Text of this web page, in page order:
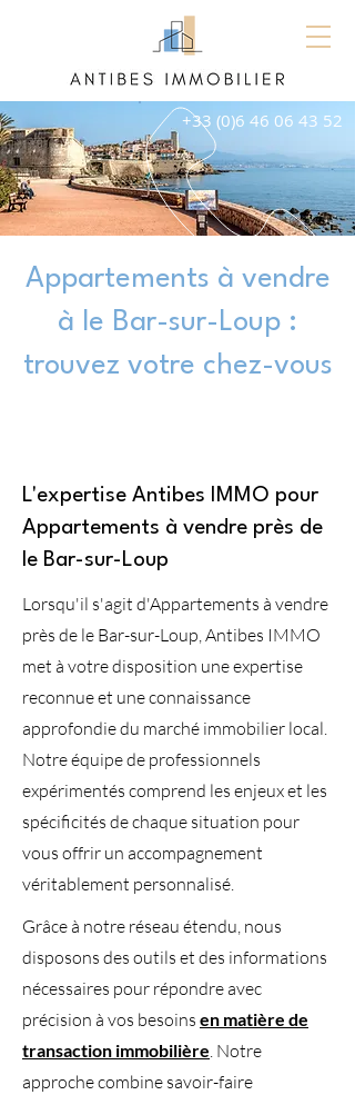
+33 (0)6 46 06 43 52
Appartements à vendre
à le Bar-sur-Loup :
trouvez votre chez-vous
L'expertise Antibes IMMO pour
Appartements à vendre près de
le Bar-sur-Loup
Lorsqu'il s'agit d'Appartements à vendre
près de le Bar-sur-Loup, Antibes IMMO
met à votre disposition une expertise
reconnue et une connaissance
approfondie du marché immobilier local.
Notre équipe de professionnels
expérimentés comprend les enjeux et les
spécificités de chaque situation pour
vous offrir un accompagnement
véritablement personnalisé.
Grâce à notre réseau étendu, nous
disposons des outils et des informations
nécessaires pour répondre avec
précision à vos besoins en matière de
transaction immobilière. Notre
approche combine savoir-faire